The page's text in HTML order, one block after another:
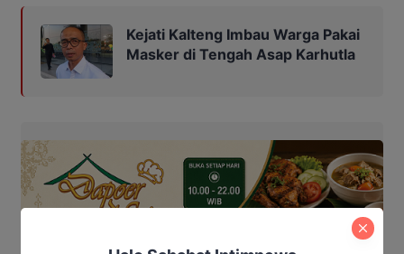
Kejati Kalteng Imbau Warga Pakai
Masker di Tengah Asap Karhutla